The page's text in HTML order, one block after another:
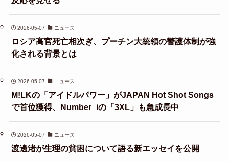
2026-05-07 ニュース
ロシア高官死亡相次ぎ、プーチン大統領の警護体制が強
化される背景とは
2026-05-07 ニュース
M!LKの「アイドルパワー」がJAPAN Hot Shot Songs
で首位獲得、Number_iの「3XL」も急成長中
2026-05-07 ニュース
渡邊渚が生理の貧困について語る新エッセイを公開